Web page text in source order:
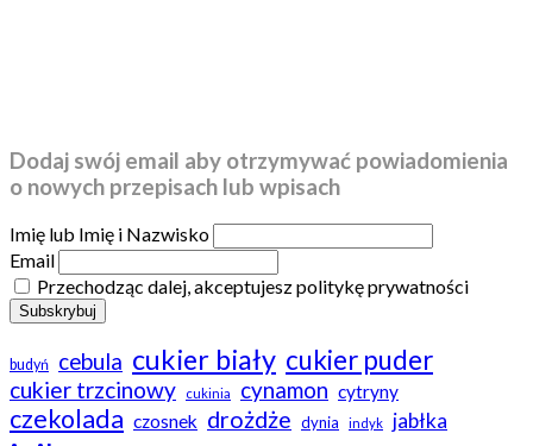
Dodaj swój email aby otrzymywać powiadomienia
o nowych przepisach lub wpisach
Imię lub Imię i Nazwisko
Email
Przechodząc dalej, akceptujesz politykę prywatności
budyń cebula cukier biały cukier puder
cukier trzcinowy cukinia cynamon cytryny
czekolada czosnek drożdże dynia indyk jabłka